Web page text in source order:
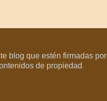
blog que estén firmadas por
de propiedad